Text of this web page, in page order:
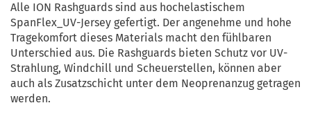
Alle ION Rashguards sind aus hochelastischem
SpanFlex_UV-Jersey gefertigt. Der angenehme und hohe
Tragekomfort dieses Materials macht den fühlbaren
Unterschied aus. Die Rashguards bieten Schutz vor UV-
Strahlung, Windchill und Scheuerstellen, können aber
auch als Zusatzschicht unter dem Neoprenanzug getragen
werden.